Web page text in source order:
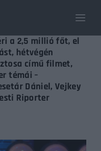
a 2,5 millió főt, el
hétvégén
című filmet,
témái –
Dániel, Vejkey
Riporter